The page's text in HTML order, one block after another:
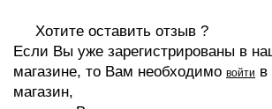
Хотите оставить отзыв ?
Если Вы уже зарегистрированы в
магазине, то Вам необходимо войти в
магазин,